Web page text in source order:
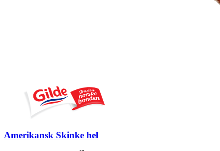
Amerikansk Skinke hel